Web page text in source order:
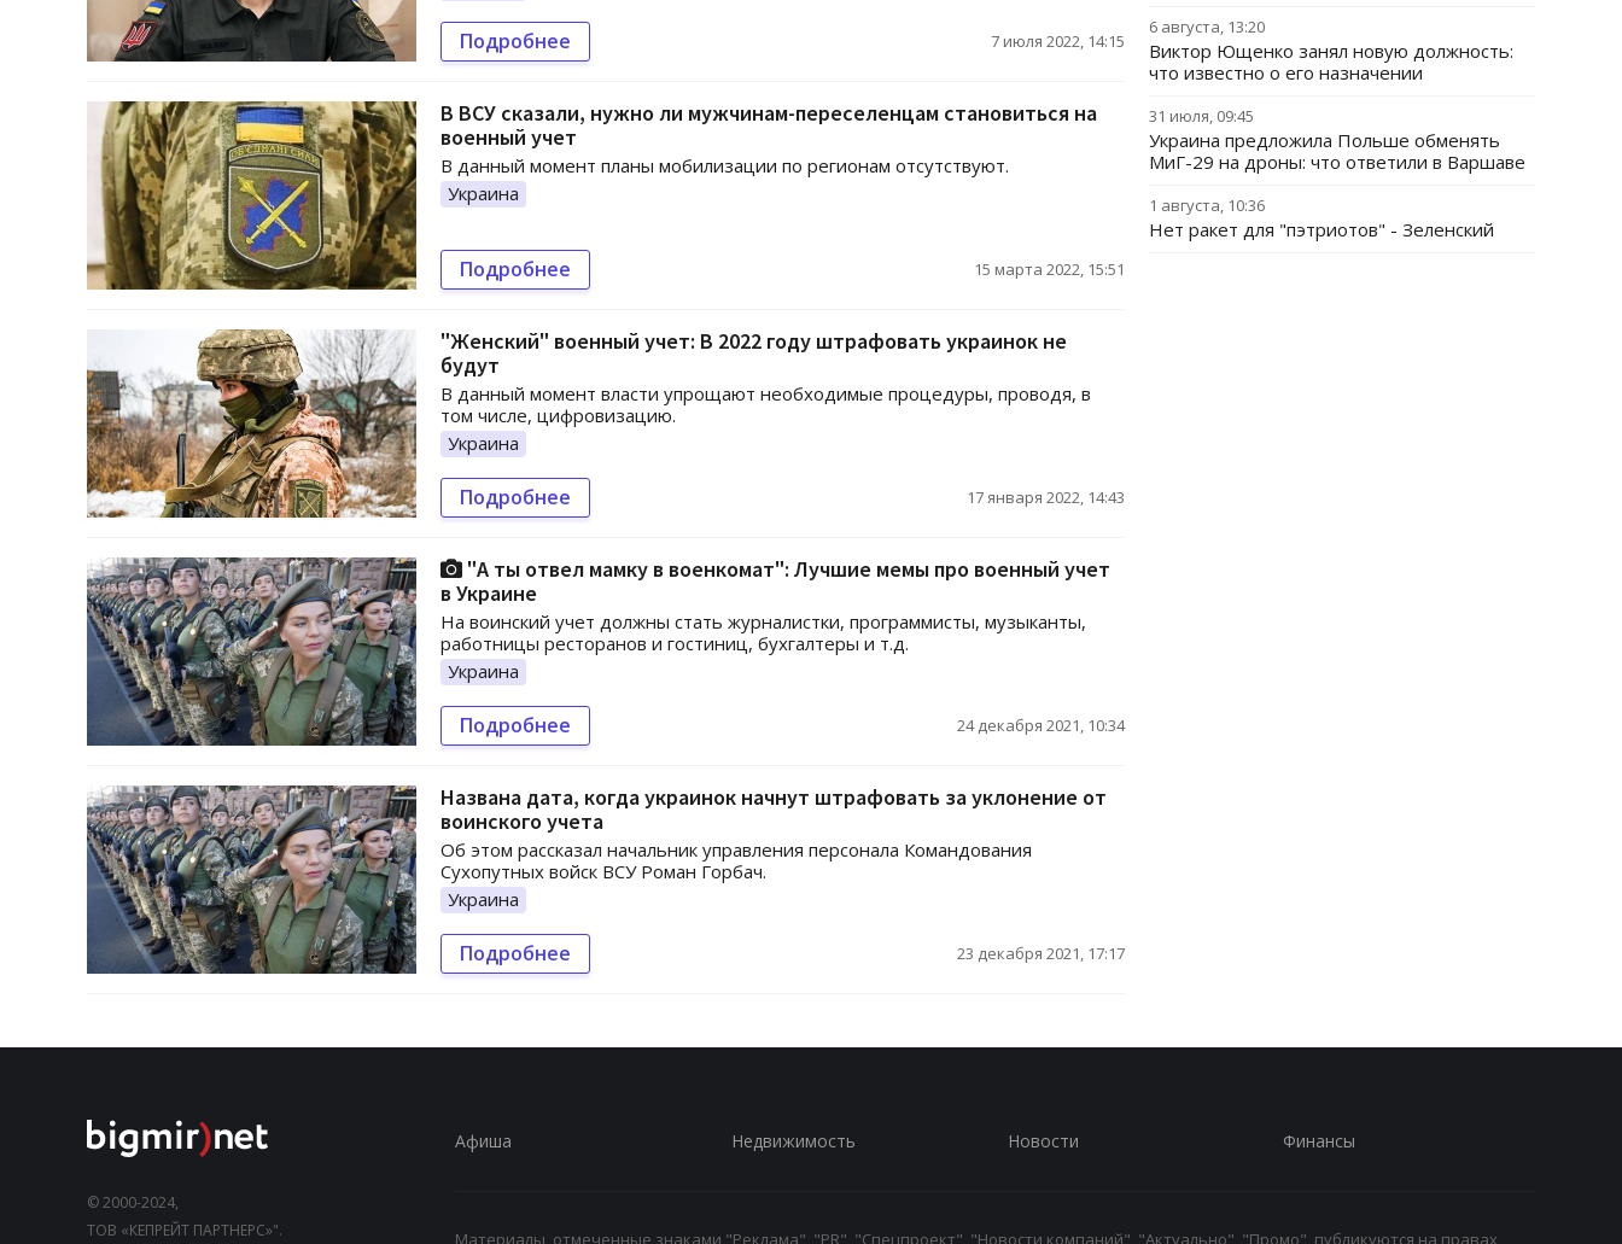
Подробнее 7 июля 2022, 14:15
В ВСУ сказали, нужно ли мужчинам-переселенцам становиться на
военный учет
В данный момент планы мобилизации по регионам отсутствуют.
Украина
Подробнее 15 марта 2022, 15:51
"Женский" военный учет: В 2022 году штрафовать украинок не
будут
В данный момент власти упрощают необходимые процедуры, проводя, в
том числе, цифровизацию.
Украина
Подробнее 17 января 2022, 14:43
"А ты отвел мамку в военкомат": Лучшие мемы про военный учет
в Украине
На воинский учет должны стать журналистки, программисты, музыканты,
работницы ресторанов и гостиниц, бухгалтеры и т.д.
Украина
Подробнее 24 декабря 2021, 10:34
Названа дата, когда украинок начнут штрафовать за уклонение от
воинского учета
Об этом рассказал начальник управления персонала Командования
Сухопутных войск ВСУ Роман Горбач.
Украина
Подробнее 23 декабря 2021, 17:17
6 августа, 13:20
Виктор Ющенко занял новую должность:
что известно о его назначении
31 июля, 09:45
Украина предложила Польше обменять
МиГ-29 на дроны: что ответили в Варшаве
1 августа, 10:36
Нет ракет для "пэтриотов" - Зеленский
© 2000-2024,
ТОВ «КЕПРЕЙТ ПАРТНЕРС»".
Афиша Недвижимость Новости Финансы
Материалы, отмеченные знаками "Реклама", "PR", "Спецпроект", "Новости компаний", "Актуально", "Промо", публикуются на правах